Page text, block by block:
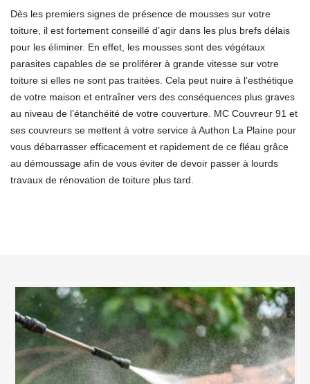
Dès les premiers signes de présence de mousses sur votre
toiture, il est fortement conseillé d’agir dans les plus brefs délais
pour les éliminer. En effet, les mousses sont des végétaux
parasites capables de se proliférer à grande vitesse sur votre
toiture si elles ne sont pas traitées. Cela peut nuire à l’esthétique
de votre maison et entraîner vers des conséquences plus graves
au niveau de l’étanchéité de votre couverture. MC Couvreur 91 et
ses couvreurs se mettent à votre service à Authon La Plaine pour
vous débarrasser efficacement et rapidement de ce fléau grâce
au démoussage afin de vous éviter de devoir passer à lourds
travaux de rénovation de toiture plus tard.